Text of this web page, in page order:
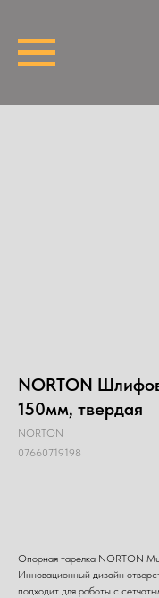
NORTON
150мм, твердая
NORTON
07660719198
Опорная тарелка NORTON
Инновационный дизайн
подходит для работы с